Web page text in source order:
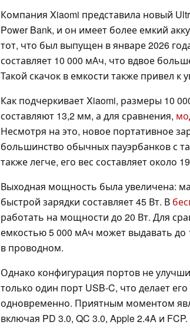
Компания Xiaomi представила новый
Power Bank, и он имеет более емкий
тот, что был выпущен в январе 2026
составляет 10 000 мАч, что вдвое
Такой скачок в емкости также привел
Как подчеркивает Xiaomi, размеры 10
составляют 13,2 мм, а для сравнения,
Несмотря на это, новое портативное
большинство обычных пауэрбанков с
также легче, его вес составляет около
Выходная мощность была увеличена:
быстрой зарядки составляет 45 Вт. В
работать на мощности до 20 Вт. Для
емкостью 5 000 мАч может выдавать
в проводном.
Однако конфигурация портов не
только один порт USB-C, что делает
одновременно. Приятным моментом
включая PD 3.0, QC 3.0, Apple 2.4A и FCP.